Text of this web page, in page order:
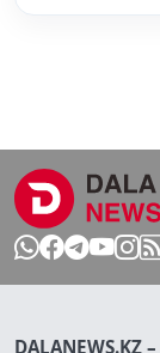
DALANEWS.KZ